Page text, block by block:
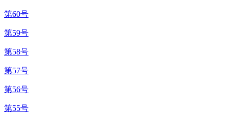
第60号
第59号
第58号
第57号
第56号
第55号